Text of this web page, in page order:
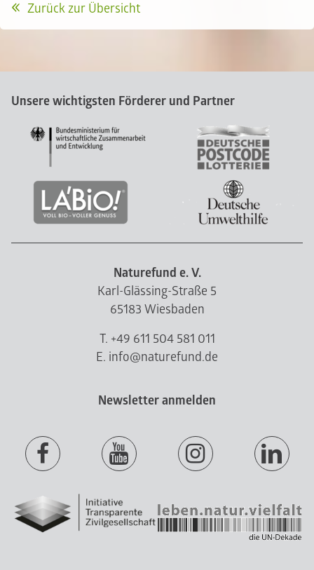
Zurück zur Übersicht
Unsere wichtigsten Förderer und Partner
Naturefund e. V.
Karl-Glässing-Straße 5
65183 Wiesbaden
T. +49 611 504 581 011
E. info@naturefund.de
Newsletter anmelden